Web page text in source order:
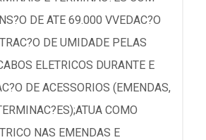
DE ATE 69.000 VVEDAC?O
DE UMIDADE PELAS
ELETRICOS DURANTE E
DE ACESSORIOS (EMENDAS,
COMO
NAS EMENDAS E